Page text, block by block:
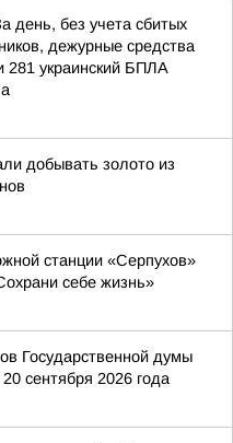
день, без учета сбитых
дежурные средства
украинский БПЛА
добывать золото из
станции «Серпухов»
себе жизнь»
Государственной думы
сентября 2026 года